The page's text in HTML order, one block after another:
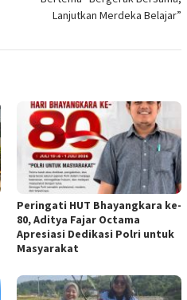
Lanjutkan Merdeka Belajar”
Peringati HUT Bhayangkara ke-
80, Aditya Fajar Octama
Apresiasi Dedikasi Polri untuk
Masyarakat